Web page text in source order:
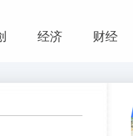
经济 财经